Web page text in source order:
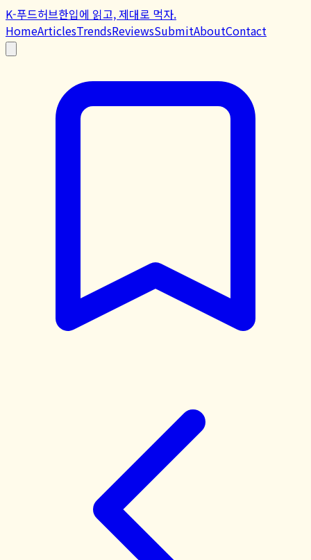
K-푸드허브한입에 읽고, 제대로 먹자.
HomeArticlesTrendsReviewsSubmitAboutContact